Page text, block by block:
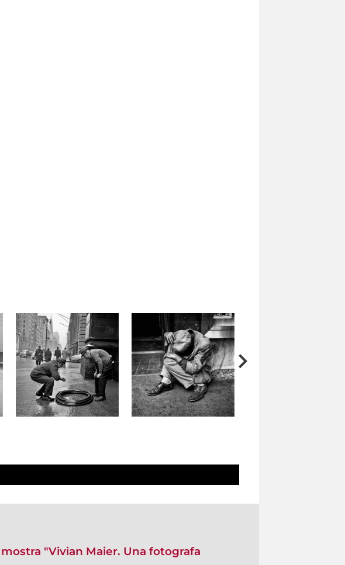
"Vivian Maier. Una fotografa